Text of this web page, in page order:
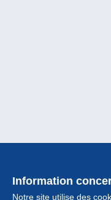
Information
Notre site utilise des